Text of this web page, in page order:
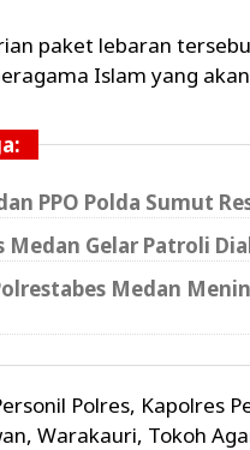
paket lebaran
Islam yang
PPO Polda Sumut
Medan Gelar Patroli
Medan
Polres, Kapolres
Warakauri, Tokoh